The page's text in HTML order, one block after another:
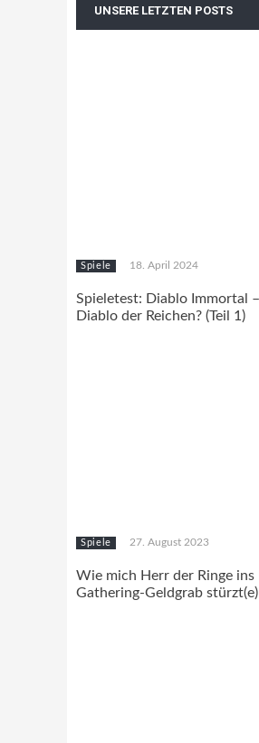
UNSERE LETZTEN POSTS
Spiele 18. April 2024
Spieletest: Diablo Immortal
Diablo der Reichen? (Teil 1)
Spiele 27. August 2023
Wie mich Herr der Ringe ins
Gathering-Geldgrab stürzt(e)